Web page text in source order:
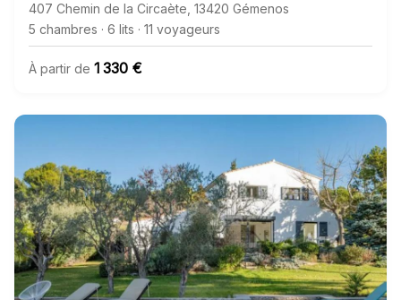
407 Chemin de la Circaète 13420 Gémenos
5 chambres · 6 lits · 11 voyageurs
À partir de 1 330 €